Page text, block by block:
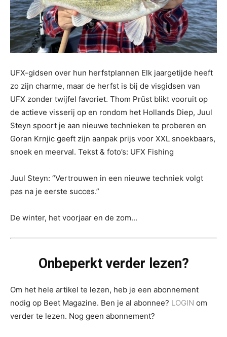
UFX-gidsen over hun herfstplannen Elk jaargetijde heeft
zo zijn charme, maar de herfst is bij de visgidsen van
UFX zonder twijfel favoriet. Thom Prüst blikt vooruit op
de actieve visserij op en rondom het Hollands Diep, Juul
Steyn spoort je aan nieuwe technieken te proberen en
Goran Krnjic geeft zijn aanpak prijs voor XXL snoekbaars,
snoek en meerval. Tekst & foto’s: UFX Fishing
Juul Steyn: “Vertrouwen in een nieuwe techniek volgt
pas na je eerste succes.”
De winter, het voorjaar en de zom...
Onbeperkt verder lezen?
Om het hele artikel te lezen, heb je een abonnement
nodig op Beet Magazine. Ben je al abonnee? LOGIN om
verder te lezen. Nog geen abonnement?